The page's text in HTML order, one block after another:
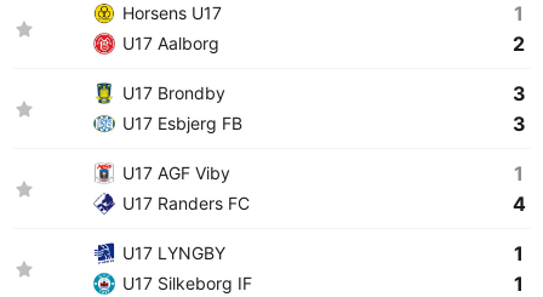
Horsens U17
U17 Aalborg
1
2
U17 Brondby
U17 Esbjerg FB
3
3
U17 AGF Viby
U17 Randers FC
1
4
U17 LYNGBY
U17 Silkeborg IF
1
1